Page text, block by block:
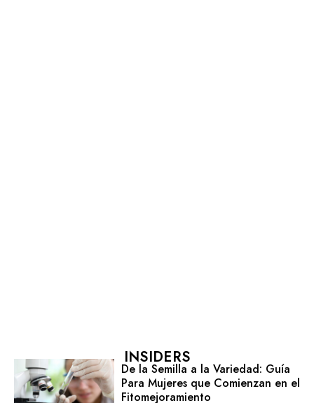
INSIDERS
De la Semilla a la Variedad: Guía
Para Mujeres que Comienzan en el
Fitomejoramiento